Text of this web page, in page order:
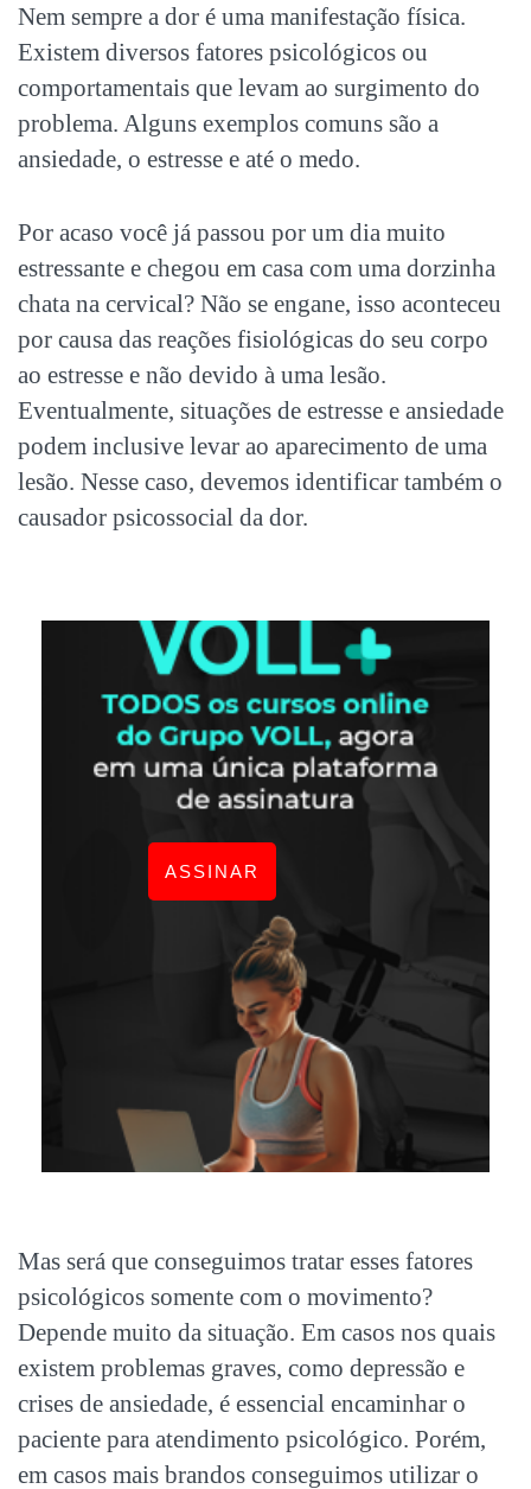
Nem sempre a dor é uma manifestação física.
Existem diversos fatores psicológicos ou
comportamentais que levam ao surgimento do
problema. Alguns exemplos comuns são a
ansiedade, o estresse e até o medo.
Por acaso você já passou por um dia muito
estressante e chegou em casa com uma dorzinha
chata na cervical? Não se engane, isso aconteceu
por causa das reações fisiológicas do seu corpo
ao estresse e não devido à uma lesão.
Eventualmente, situações de estresse e ansiedade
podem inclusive levar ao aparecimento de uma
lesão. Nesse caso, devemos identificar também o
causador psicossocial da dor.
ASSINAR
Mas será que conseguimos tratar esses fatores
psicológicos somente com o movimento?
Depende muito da situação. Em casos nos quais
existem problemas graves, como depressão e
crises de ansiedade, é essencial encaminhar o
paciente para atendimento psicológico. Porém,
em casos mais brandos conseguimos utilizar o